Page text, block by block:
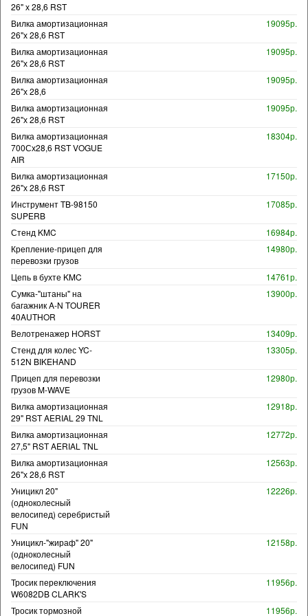
26" х 28,6 RST
Вилка амортизационная
26"х 28,6 RST
19095р.
Вилка амортизационная
26"х 28,6 RST
19095р.
Вилка амортизационная
26"х 28,6
19095р.
Вилка амортизационная
26"х 28,6 RST
19095р.
Вилка амортизационная
700Сх28,6 RST VOGUE
AIR
18304р.
Вилка амортизационная
26"х 28,6 RST
17150р.
Инструмент TB-98150
SUPERB
17085р.
Стенд KMC
16984р.
Крепление-прицеп для
перевозки грузов
14980р.
Цепь в бухте KMC
14761р.
Сумка-"штаны" на
багажник A-N TOURER
40AUTHOR
13900р.
Велотренажер HORST
13409р.
Стенд для колес YC-
512N BIKEHAND
13305р.
Прицеп для перевозки
грузов M-WAVE
12980р.
Вилка амортизационная
29" RST AERIAL 29 TNL
12918р.
Вилка амортизационная
27,5" RST AERIAL TNL
12772р.
Вилка амортизационная
26"х 28,6 RST
12563р.
Уницикл 20"
(одноколесный
велосипед) серебристый
FUN
12226р.
Уницикл-"жираф" 20"
(одноколесный
велосипед) FUN
12158р.
Тросик переключения
W6082DB CLARK'S
11956р.
Тросик тормозной
11956р.